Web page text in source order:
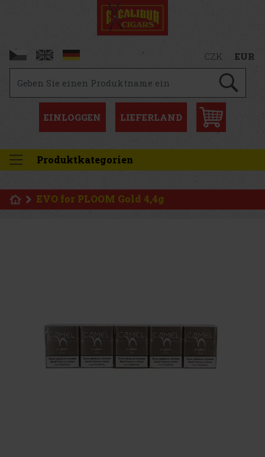
CZK EUR
EINLOGGEN LIEFERLAND
Produktkategorien
EVO for PLOOM Gold 4,4g